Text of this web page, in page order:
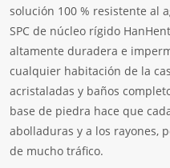
solución 100 % resistente al
SPC de núcleo rígido
altamente duradera e
cualquier habitación de la
acristaladas y baños
base de piedra hace que
abolladuras y a los rayones,
de mucho tráfico.